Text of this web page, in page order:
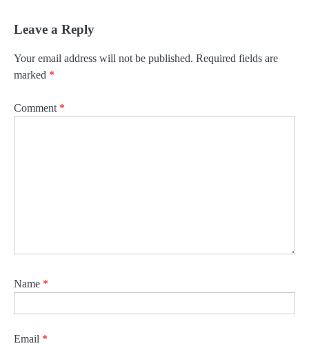
Leave a Reply
Your email address will not be published. Required fields are
marked *
Comment *
Name *
Email *